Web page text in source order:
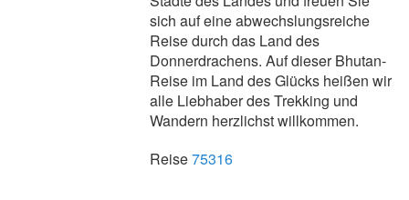
sich auf eine abwechslungsreiche
Reise durch das Land des
Donnerdrachens. Auf dieser Bhutan-
Reise im Land des Glücks heißen wir
alle Liebhaber des Trekking und
Wandern herzlichst willkommen.
Reise75316